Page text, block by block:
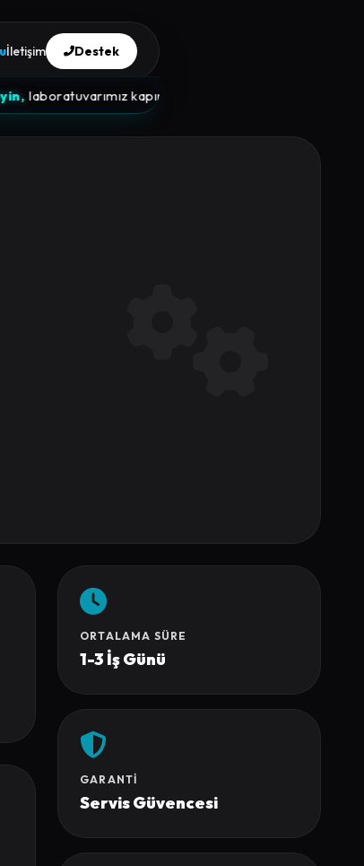
kapınıza gelsin.
İletişim Destek
ORTALAMA SÜRE
1-3 İş Günü
GARANTI
Servis Güvencesi